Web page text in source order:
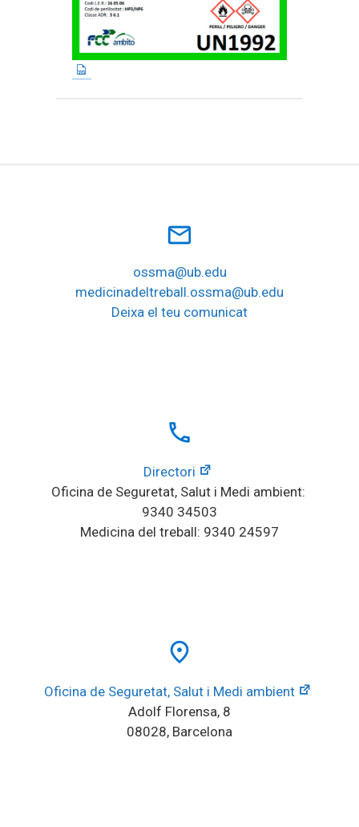
mail_outline
ossma@ub.edu
medicinadeltreball.ossma@ub.edu
Deixa el teu comunicat
local_phone
Directori
Oficina de Seguretat, Salut i Medi ambient:
9340 34503
Medicina del treball: 9340 24597
place
Oficina de Seguretat, Salut i Medi ambient
Adolf Florensa, 8
08028, Barcelona